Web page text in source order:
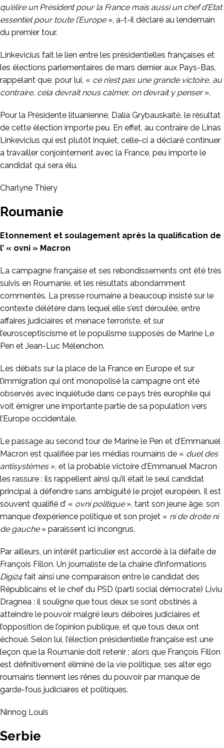
qu’élire un Président pour la France mais aussi un chef d’Etat
essentiel pour toute l’Europe», a-t-il déclaré au lendemain
du premier tour.
Linkevicius fait le lien entre les présidentielles françaises et
les élections parlementaires de mars dernier aux Pays-Bas,
rappelant que, pour lui, « ce n’est pas une grande victoire, au
contraire, cela devrait nous calmer, on devrait y penser».
Pour la Présidente lituanienne, Dalia Grybauskaitė, le résultat
de cette élection importe peu. En effet, au contraire de Linas
Linkevicius qui est plutôt inquiet, celle-ci a déclaré continuer
a travailler conjointement avec la France, peu importe le
candidat qui sera élu.
Charlyne Thiery
Roumanie
Etonnement et soulagement après la qualification de
l’ « ovni » Macron
La campagne française et ses rebondissements ont été très
suivis en Roumanie, et les résultats abondamment
commentés. La presse roumaine a beaucoup insisté sur le
contexte délétère dans lequel elle s’est déroulée, entre
affaires judiciaires et menace terroriste, et sur
l’eurosceptiscisme et le populisme supposés de Marine Le
Pen et Jean-Luc Mélenchon.
Les débats sur la place de la France en Europe et sur
l’immigration qui ont monopolisé la campagne ont été
observés avec inquiétude dans ce pays très europhile qui
voit émigrer une importante partie de sa population vers
l’Europe occidentale.
Le passage au second tour de Marine le Pen et d’Emmanuel
Macron est qualifiée par les médias roumains de « duel des
antisystèmes», et la probable victoire d’Emmanuel Macron
les rassure : ils rappellent ainsi qu’il était le seul candidat
principal à défendre sans ambiguité le projet européen. Il est
souvent qualifié d’ « ovni politique», tant son jeune âge, son
manque d’expérience politique et son projet « ni de droite ni
de gauche» paraissent ici incongrus.
Par ailleurs, un intérêt particulier est accordé à la défaite de
François Fillon. Un journaliste de la chaîne d’informations
Digi24 fait ainsi une comparaison entre le candidat des
Républicains et le chef du PSD (parti social démocrate) Liviu
Dragnea : il souligne que tous deux se sont obstinés à
atteindre le pouvoir malgré leurs déboires judiciaires et
l’opposition de l’opinion publique, et que tous deux ont
échoué. Selon lui, l’élection présidentielle française est une
leçon que la Roumanie doit retenir ; alors que François Fillon
est définitivement éliminé de la vie politique, ses alter ego
roumains tiennent les rênes du pouvoir par manque de
garde-fous judiciaires et politiques.
Ninnog Louis
Serbie